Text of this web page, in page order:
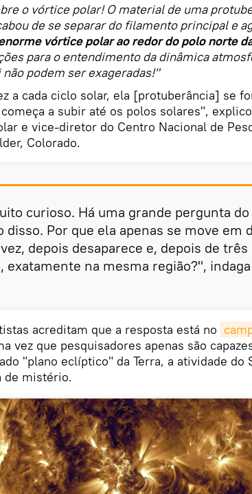
o vórtice polar! O material de uma
de se separar do filamento principal e
vórtice polar ao redor do polo norte
para o entendimento da dinâmica
não podem ser exageradas!"
a cada ciclo solar, ela [protuberância] se
a subir até os polos solares",
e vice-diretor do Centro Nacional de
Colorado.
curioso. Há uma grande pergunta
disso. Por que ela apenas se move em
depois desaparece e, depois de
exatamente na mesma região?",
acreditam que a resposta está no
vez que pesquisadores apenas são
"plano eclíptico" da Terra, a atividade do
de mistério.